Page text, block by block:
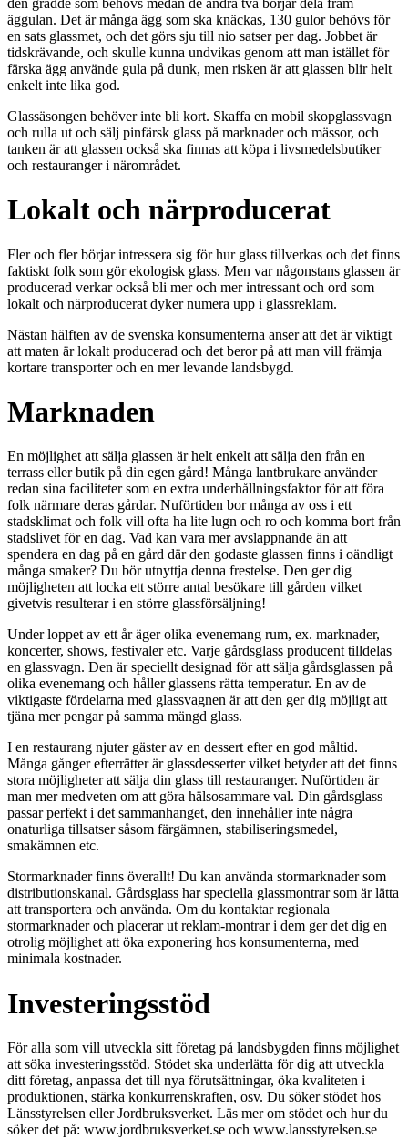
äggulan. Det är många ägg som ska knäckas, 130 gulor behövs för
en sats glassmet, och det görs sju till nio satser per dag. Jobbet är
tidskrävande, och skulle kunna undvikas genom att man istället för
färska ägg använde gula på dunk, men risken är att glassen blir helt
enkelt inte lika god.
Glassäsongen behöver inte bli kort. Skaffa en mobil skopglassvagn
och rulla ut och sälj pinfärsk glass på marknader och mässor, och
tanken är att glassen också ska finnas att köpa i livsmedelsbutiker
och restauranger i närområdet.
Lokalt och närproducerat
Fler och fler börjar intressera sig för hur glass tillverkas och det finns
faktiskt folk som gör ekologisk glass. Men var någonstans glassen är
producerad verkar också bli mer och mer intressant och ord som
lokalt och närproducerat dyker numera upp i glassreklam.
Nästan hälften av de svenska konsumenterna anser att det är viktigt
att maten är lokalt producerad och det beror på att man vill främja
kortare transporter och en mer levande landsbygd.
Marknaden
En möjlighet att sälja glassen är helt enkelt att sälja den från en
terrass eller butik på din egen gård! Många lantbrukare använder
redan sina faciliteter som en extra underhållningsfaktor för att föra
folk närmare deras gårdar. Nuförtiden bor många av oss i ett
stadsklimat och folk vill ofta ha lite lugn och ro och komma bort från
stadslivet för en dag. Vad kan vara mer avslappnande än att
spendera en dag på en gård där den godaste glassen finns i oändligt
många smaker? Du bör utnyttja denna frestelse. Den ger dig
möjligheten att locka ett större antal besökare till gården vilket
givetvis resulterar i en större glassförsäljning!
Under loppet av ett år äger olika evenemang rum, ex. marknader,
koncerter, shows, festivaler etc. Varje gårdsglass producent tilldelas
en glassvagn. Den är speciellt designad för att sälja gårdsglassen på
olika evenemang och håller glassens rätta temperatur. En av de
viktigaste fördelarna med glassvagnen är att den ger dig möjligt att
tjäna mer pengar på samma mängd glass.
I en restaurang njuter gäster av en dessert efter en god måltid.
Många gånger efterrätter är glassdesserter vilket betyder att det finns
stora möjligheter att sälja din glass till restauranger. Nuförtiden är
man mer medveten om att göra hälsosammare val. Din gårdsglass
passar perfekt i det sammanhanget, den innehåller inte några
onaturliga tillsatser såsom färgämnen, stabiliseringsmedel,
smakämnen etc.
Stormarknader finns överallt! Du kan använda stormarknader som
distributionskanal. Gårdsglass har speciella glassmontrar som är lätta
att transportera och använda. Om du kontaktar regionala
stormarknader och placerar ut reklam-montrar i dem ger det dig en
otrolig möjlighet att öka exponering hos konsumenterna, med
minimala kostnader.
Investeringsstöd
För alla som vill utveckla sitt företag på landsbygden finns möjlighet
att söka investeringsstöd. Stödet ska underlätta för dig att utveckla
ditt företag, anpassa det till nya förutsättningar, öka kvaliteten i
produktionen, stärka konkurrenskraften, osv. Du söker stödet hos
Länsstyrelsen eller Jordbruksverket. Läs mer om stödet och hur du
söker det på: www.jordbruksverket.se och www.lansstyrelsen.se